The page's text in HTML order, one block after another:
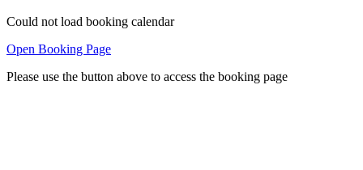
Could not load booking calendar
Open Booking Page
Please use the button above to access the booking page